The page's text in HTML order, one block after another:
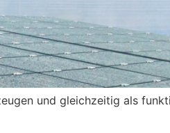
und gleichzeitig als